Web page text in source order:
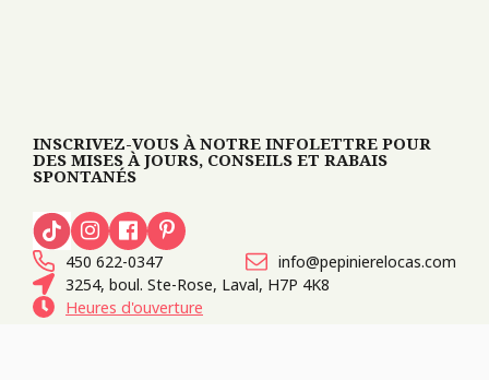
INSCRIVEZ-VOUS À NOTRE INFOLETTRE POUR
DES MISES À JOURS, CONSEILS ET RABAIS
SPONTANÉS
450 622-0347
info@pepinierelocas.com
3254, boul. Ste-Rose, Laval, H7P 4K8
Heures d'ouverture